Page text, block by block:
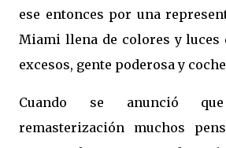
ese entonces por una
Miami llena de colores y luces
excesos, gente poderosa y
Cuando se anunció
remasterización muchos